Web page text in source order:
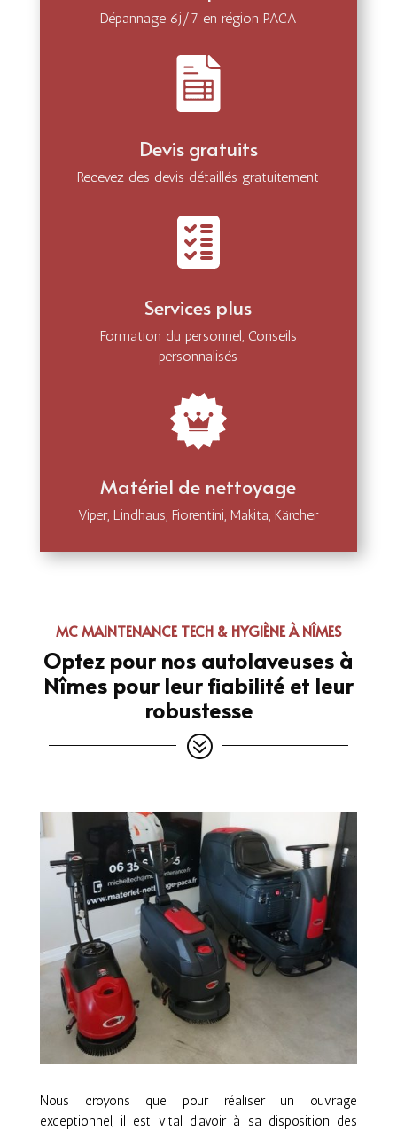
Dépannage 6j/7 en région PACA
Devis gratuits
Recevez des devis détaillés gratuitement
Services plus
Formation du personnel, Conseils
personnalisés
Matériel de nettoyage
Viper, Lindhaus, Fiorentini, Makita, Kärcher
MC MAINTENANCE TECH & HYGIÈNE À NÎMES
Optez pour nos autolaveuses à
Nîmes pour leur fiabilité et leur
robustesse
?
Nous croyons que pour réaliser un ouvrage
exceptionnel, il est vital d’avoir à sa disposition des